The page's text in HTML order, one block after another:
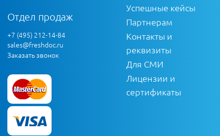
Отдел продаж
+7 (495) 212-14-84
sales@freshdoc.ru
Заказать звонок
Успешные кейсы
Партнерам
Контакты и
реквизиты
Для СМИ
Лицензии и
сертификаты